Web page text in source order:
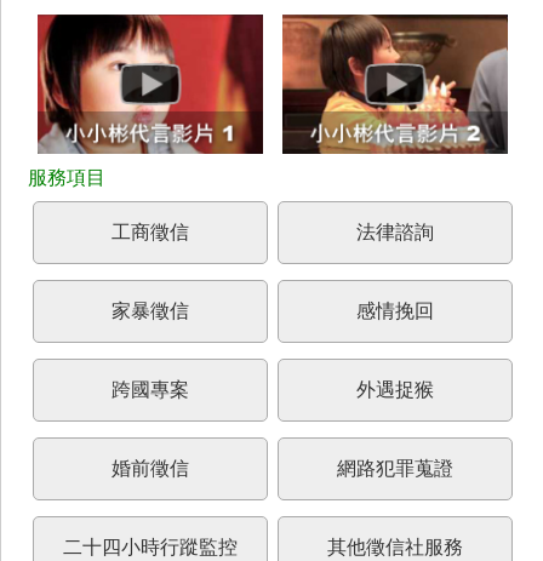
工商徵信 法律諮詢
家暴徵信 感情挽回
跨國專案 外遇捉猴
婚前徵信 網路犯罪蒐證
二十四小時行蹤監控 其他徵信社服務